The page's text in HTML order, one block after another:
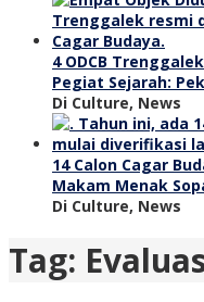
4 ODCB
Pegiat Sejarah:
Di Culture, News
14 Calon Cagar
Makam Menak
Di Culture, News
Tag: